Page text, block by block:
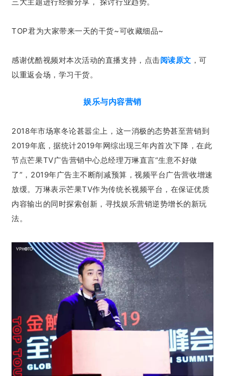
TOP君为大家带来一天的干货~可收藏细品~
感谢优酷视频对本次活动的直播支持，点击阅读原文 ，可
以重返会场，学习干货。
娱乐与内容营销
2018年市场寒冬论甚嚣尘上，这一消极的态势甚至营销到
2019年底，据统计2019年网综出现三年内首次下降，在此
节点芒果TV广告营销中心总经理万琳直言“生意不好做
了”，2019年广告主不断削减预算，视频平台广告营收增速
放缓。万琳表示芒果TV作为传统长视频平台，在保证优质
内容输出的同时探索创新，寻找娱乐营销逆势增长的新玩
法。